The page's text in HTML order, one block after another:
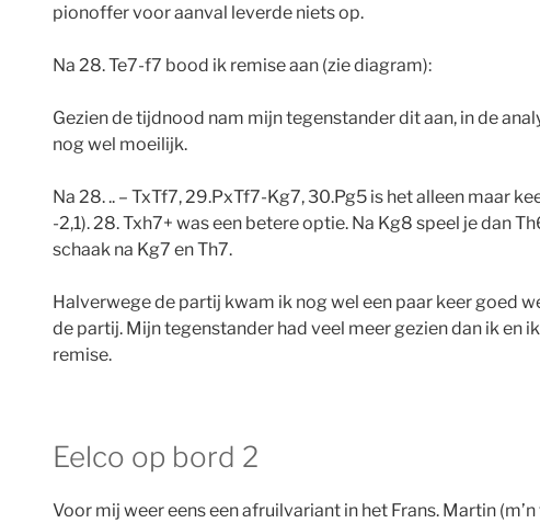
pionoffer voor aanval leverde niets op.
Na 28. Te7-f7 bood ik remise aan (zie diagram):
Gezien de tijdnood nam mijn tegenstander dit aan, in de
nog wel moeilijk.
Na 28. .. – TxTf7, 29.PxTf7-Kg7, 30.Pg5 is het alleen maar
-2,1). 28. Txh7+ was een betere optie. Na Kg8 speel je dan
schaak na Kg7 en Th7.
Halverwege de partij kwam ik nog wel een paar keer goed
de partij. Mijn tegenstander had veel meer gezien dan ik en
remise.
Eelco op bord 2
Voor mij weer eens een afruilvariant in het Frans. Martin